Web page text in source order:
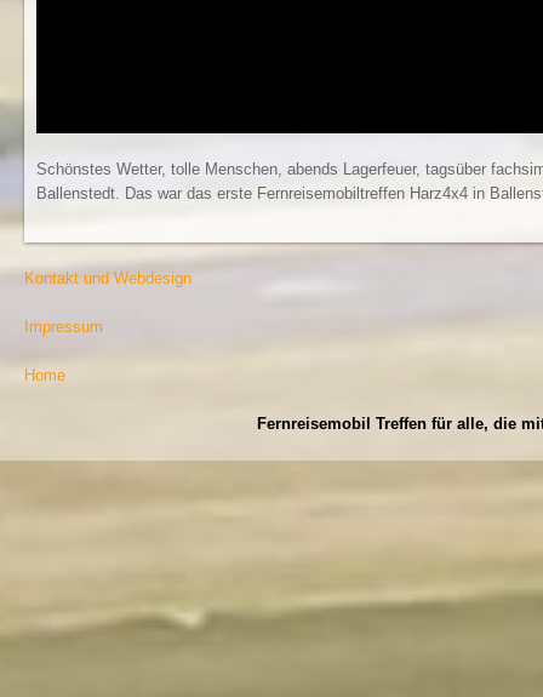
Schönstes Wetter, tolle Menschen, abends Lagerfeuer, tagsüber
Ballenstedt. Das war das erste Fernreisemobiltreffen Harz4x4 in
Kontakt und Webdesign
Impressum
Home
Fernreisemobil Treffen für alle, die